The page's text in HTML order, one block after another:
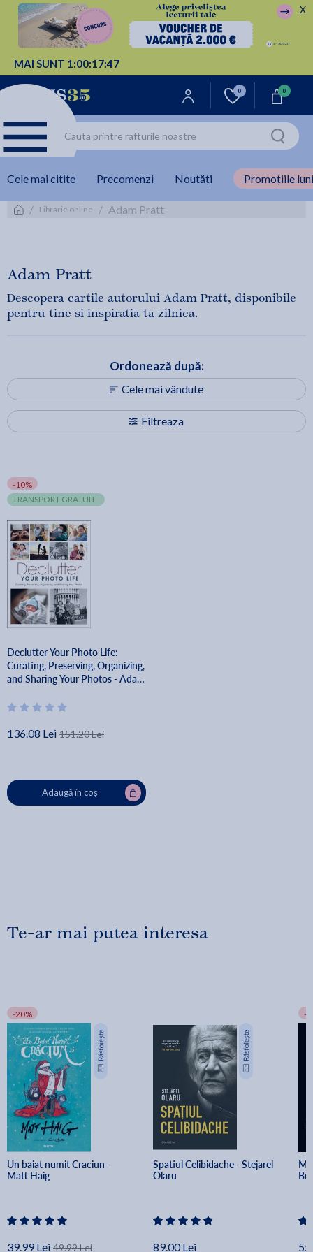
MAI SUNT 1:00:17:46
X
0 0
Cele mai citite Precomenzi Noutăți Promoțiile
/ Librarie online / Adam Pratt
Adam Pratt
Descopera cartile autorului Adam Pratt, disponibile
pentru tine si inspiratia ta zilnica.
Filtreaza
Ordonează după:
Cele mai vândute
-10%
TRANSPORT GRATUIT
Declutter Your Photo Life:
Curating, Preserving, Organizing,
and Sharing Your Photos - Adam
136.08 Lei 151.20 Lei
Adaugă în coș
Te-ar mai putea interesa
-20%
Un baiat numit Craciun -
Matt Haig
39.99 Lei 49.99 Lei
Spatiul Celibidache - Stejarel
Olaru
89.00 Lei
-